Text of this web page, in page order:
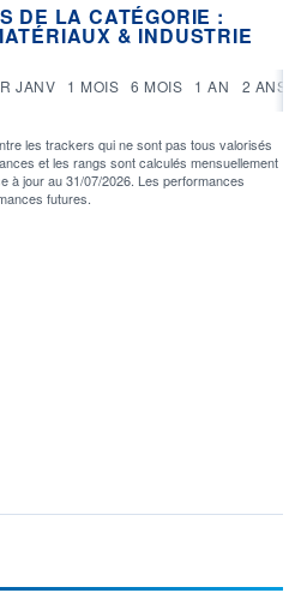
DE LA CATÉGORIE :
& INDUSTRIE
JANV 1 MOIS 6 MOIS 1 AN 2 ANS
les trackers qui ne sont pas tous valorisés
et les rangs sont calculés mensuellement
à jour au 31/07/2026. Les performances
futures.